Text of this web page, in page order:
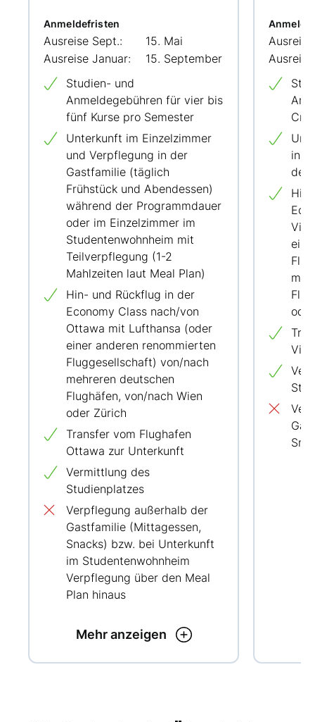
Anmeldefristen
Ausreise Sept.:
15. Mai
Ausreise Januar:
15. September
Studien- und
Anmeldegebühren für vier bis
fünf Kurse pro Semester
Unterkunft im Einzelzimmer
und Verpflegung in der
Gastfamilie (täglich
Frühstück und Abendessen)
während der Programmdauer
oder im Einzelzimmer im
Studentenwohnheim mit
Teilverpflegung (1-2
Mahlzeiten laut Meal Plan)
Hin- und Rückflug in der
Economy Class nach/von
Ottawa mit Lufthansa (oder
einer anderen renommierten
Fluggesellschaft) von/nach
mehreren deutschen
Flughäfen, von/nach Wien
oder Zürich
Transfer vom Flughafen
Ottawa zur Unterkunft
Vermittlung des
Studienplatzes
Verpflegung außerhalb der
Gastfamilie (Mittagessen,
Snacks) bzw. bei Unterkunft
im Studentenwohnheim
Verpflegung über den Meal
Plan hinaus
Mehr anzeigen
der